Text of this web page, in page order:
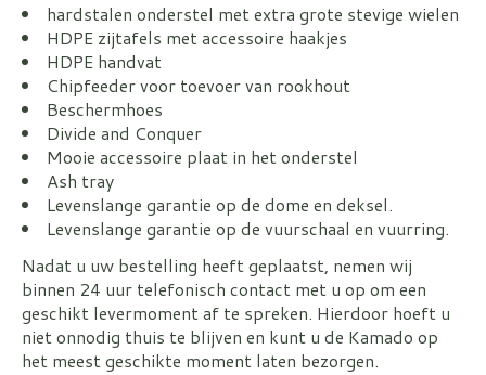
hardstalen onderstel met extra grote stevige wielen
HDPE zijtafels met accessoire haakjes
HDPE handvat
Chipfeeder voor toevoer van rookhout
Beschermhoes
Divide and Conquer
Mooie accessoire plaat in het onderstel
Ash tray
Levenslange garantie op de dome en deksel.
Levenslange garantie op de vuurschaal en vuurring.
Nadat u uw bestelling heeft geplaatst, nemen wij
binnen 24 uur telefonisch contact met u op om een
geschikt levermoment af te spreken. Hierdoor hoeft u
niet onnodig thuis te blijven en kunt u de Kamado op
het meest geschikte moment laten bezorgen.